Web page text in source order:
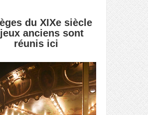
du XIXe siècle
anciens sont
réunis ici